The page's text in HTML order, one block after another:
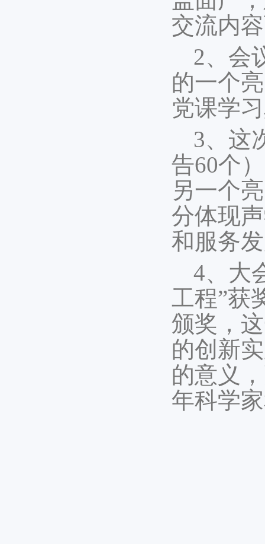
交流内
2、会
的一个
党课学
3、这
告60个
另一个
分体现
和服务
4、大
工程”获
颁奖，
的创新
的意义
年科学